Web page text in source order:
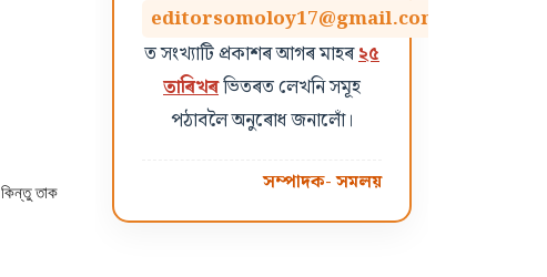
তাক
editorsomoloy17@gmail.com
ত সংখ্যাটি প্ৰকাশৰ আগৰ মাহৰ২৫
তাৰিখৰভিতৰত লেখনি সমূহ
পঠাবলৈ অনুৰোধ জনালোঁ।
সম্পাদক- সমলয়